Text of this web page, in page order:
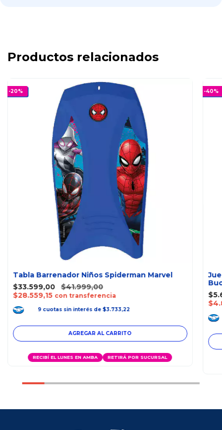
Productos relacionados
-20%
Tabla Barrenador Niños Spiderman Marvel
$33.599,00
$41.999,00
$28.559,15 con transferencia
9 cuotas sin interés de $3.733,22
AGREGAR AL CARRITO
RECIBÍ EL LUNES EN AMBA RETIRÁ POR SUCURSAL
-40%